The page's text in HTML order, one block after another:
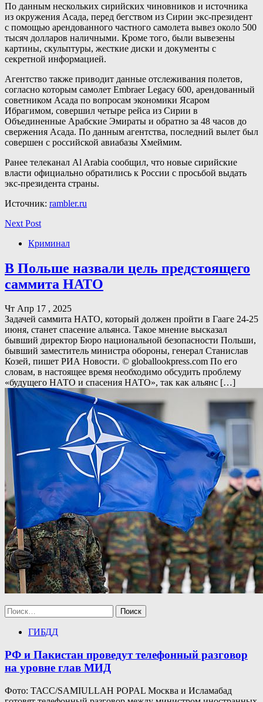
По данным нескольких сирийских чиновников и источника
из окружения Асада, перед бегством из Сирии экс-президент
с помощью арендованного частного самолета вывез около 500
тысяч долларов наличными. Кроме того, были вывезены
картины, скульптуры, жесткие диски и документы с
секретной информацией.
Агентство также приводит данные отслеживания полетов,
согласно которым самолет Embraer Legacy 600, арендованный
советником Асада по вопросам экономики Ясаром
Ибрагимом, совершил четыре рейса из Сирии в
Объединенные Арабские Эмираты и обратно за 48 часов до
свержения Асада. По данным агентства, последний вылет был
совершен с российской авиабазы Хмеймим.
Ранее телеканал Al Arabia сообщил, что новые сирийские
власти официально обратились к России с просьбой выдать
экс-президента страны.
Источник: rambler.ru
Next Post
Криминал
В Польше назвали цель предстоящего
саммита НАТО
Чт Апр 17 , 2025
Задачей саммита НАТО, который должен пройти в Гааге 24-25
июня, станет спасение альянса. Такое мнение высказал
бывший директор Бюро национальной безопасности Польши,
бывший заместитель министра обороны, генерал Станислав
Козей, пишет РИА Новости. © globallookpress.com По его
словам, в настоящее время необходимо обсудить проблему
«будущего НАТО и спасения НАТО», так как альянс […]
Найти:
ГИБДД
РФ и Пакистан проведут телефонный разговор
на уровне глав МИД
Фото: ТАСС/SAMIULLAH POPAL Москва и Исламабад